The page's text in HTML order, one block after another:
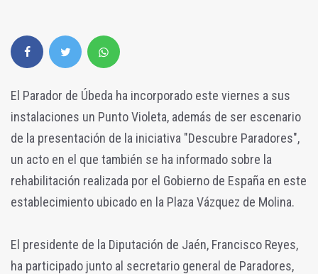
El Parador de Úbeda ha incorporado este viernes a sus
instalaciones un Punto Violeta, además de ser escenario
de la presentación de la iniciativa "Descubre Paradores",
un acto en el que también se ha informado sobre la
rehabilitación realizada por el Gobierno de España en este
establecimiento ubicado en la Plaza Vázquez de Molina.
El presidente de la Diputación de Jaén, Francisco Reyes,
ha participado junto al secretario general de Paradores,